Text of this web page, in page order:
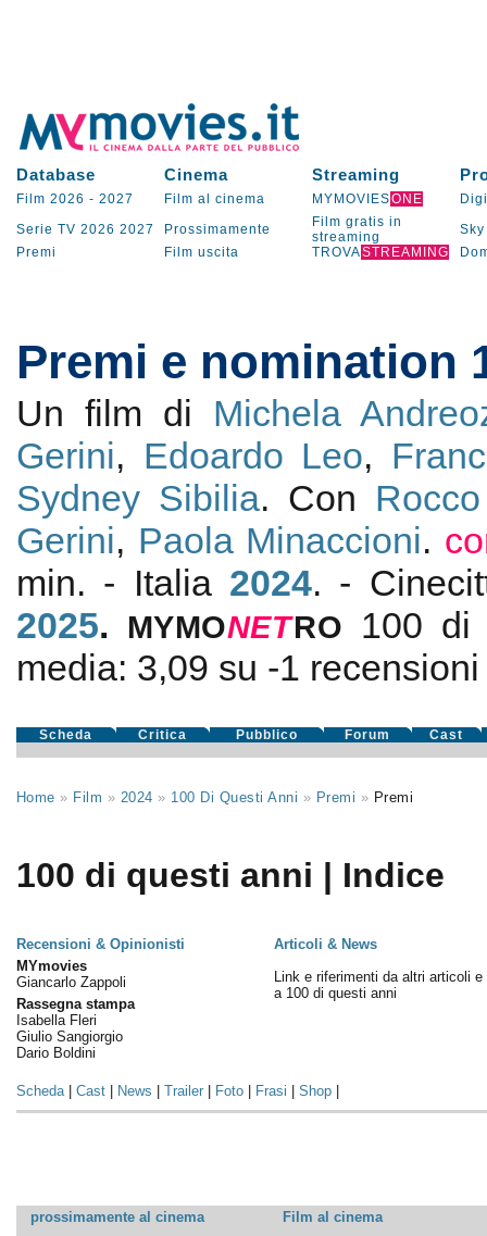
Database Cinema Streaming
Film 2026 - 2027 Film al cinema MYMOVIESONE
Serie TV 2026 2027 Prossimamente
Film gratis in
streaming
Sky
Premi
Film uscita TROVASTREAMING
Premi e nomination
Un film di Michela
Gerini, Edoardo Leo,
Sydney Sibilia. Con
Gerini, Paola Minaccioni.
min. - Italia 2024. -
2025. MYMONETRO
100 di
media: 3,09 su -1
Scheda Critica Pubblico Forum Cast
Home » Film » 2024 » 100 Di Questi Anni » Premi » Premi
100 di questi anni | Indice
Recensioni & Opinionisti
Articoli & News
MYmovies
Giancarlo Zappoli
Rassegna stampa
Isabella Fleri
Giulio Sangiorgio
Dario Boldini
Link e riferimenti da altri articoli e
a 100 di questi anni
Scheda| Cast| News Trailer| Foto| Frasi Shop|
prossimamente al cinema
Film al cinema